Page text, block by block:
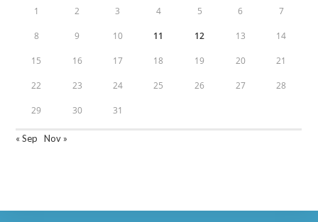
1 2 3 4 5 6 7
8 9 10 11 12 13 14
15 16 17 18 19 20 21
22 23 24 25 26 27 28
29 30 31
« Sep Nov »